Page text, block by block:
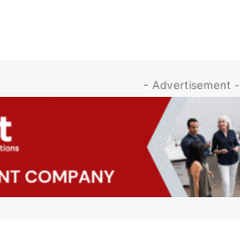
- Advertisement -